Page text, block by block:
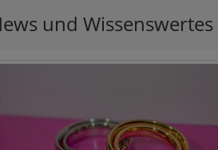
und Wissenswertes